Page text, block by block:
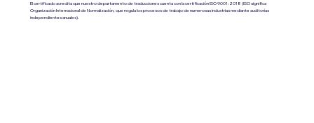
El certificado acredita que nuestro departamento de traducciones cuenta con la certificación ISO 9001:2018 (ISO significa
Organización Internacional de Normalización, que regula los procesos de trabajo de numerosas industrias mediante auditorías
independientes anuales).